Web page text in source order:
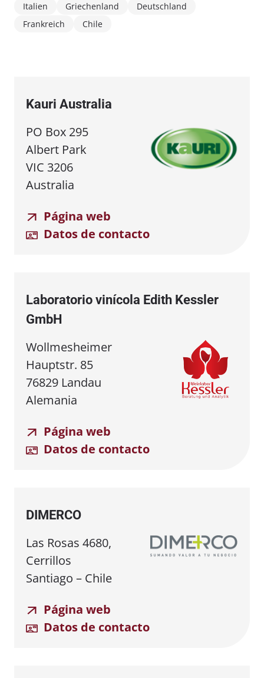
Italien
Griechenland
Deutschland
Frankreich
Chile
Kauri Australia
PO Box 295
Albert Park
VIC 3206
Australia
Página web
Datos de contacto
Laboratorio vinícola Edith Kessler
GmbH
Wollmesheimer
Hauptstr. 85
76829 Landau
Alemania
Página web
Datos de contacto
DIMERCO
Las Rosas 4680,
Cerrillos
Santiago – Chile
Página web
Datos de contacto